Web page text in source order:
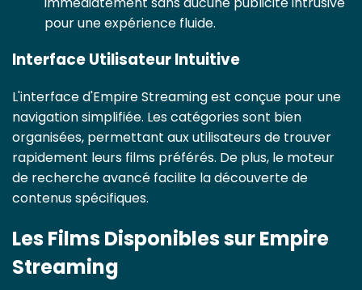
pour une expérience fluide.
Interface Utilisateur Intuitive
L'interface d'Empire Streaming est conçue pour une
navigation simplifiée. Les catégories sont bien
organisées, permettant aux utilisateurs de trouver
rapidement leurs films préférés. De plus, le moteur
de recherche avancé facilite la découverte de
contenus spécifiques.
Les Films Disponibles sur Empire
Streaming